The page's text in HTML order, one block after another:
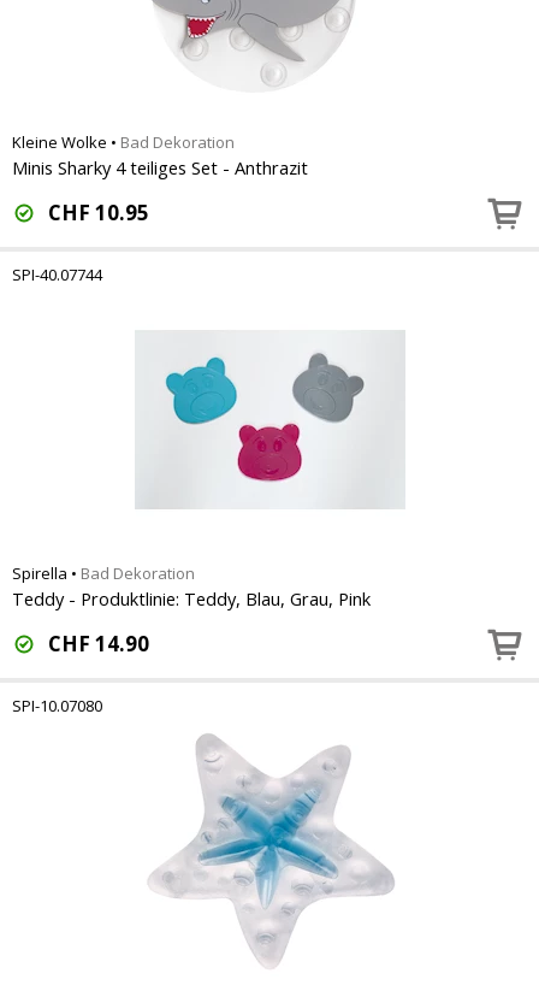
Kleine Wolke • Bad Dekoration
Minis Sharky 4 teiliges Set - Anthrazit
CHF 10.95
SPI-40.07744
Spirella • Bad Dekoration
Teddy - Produktlinie: Teddy, Blau, Grau, Pink
CHF 14.90
SPI-10.07080